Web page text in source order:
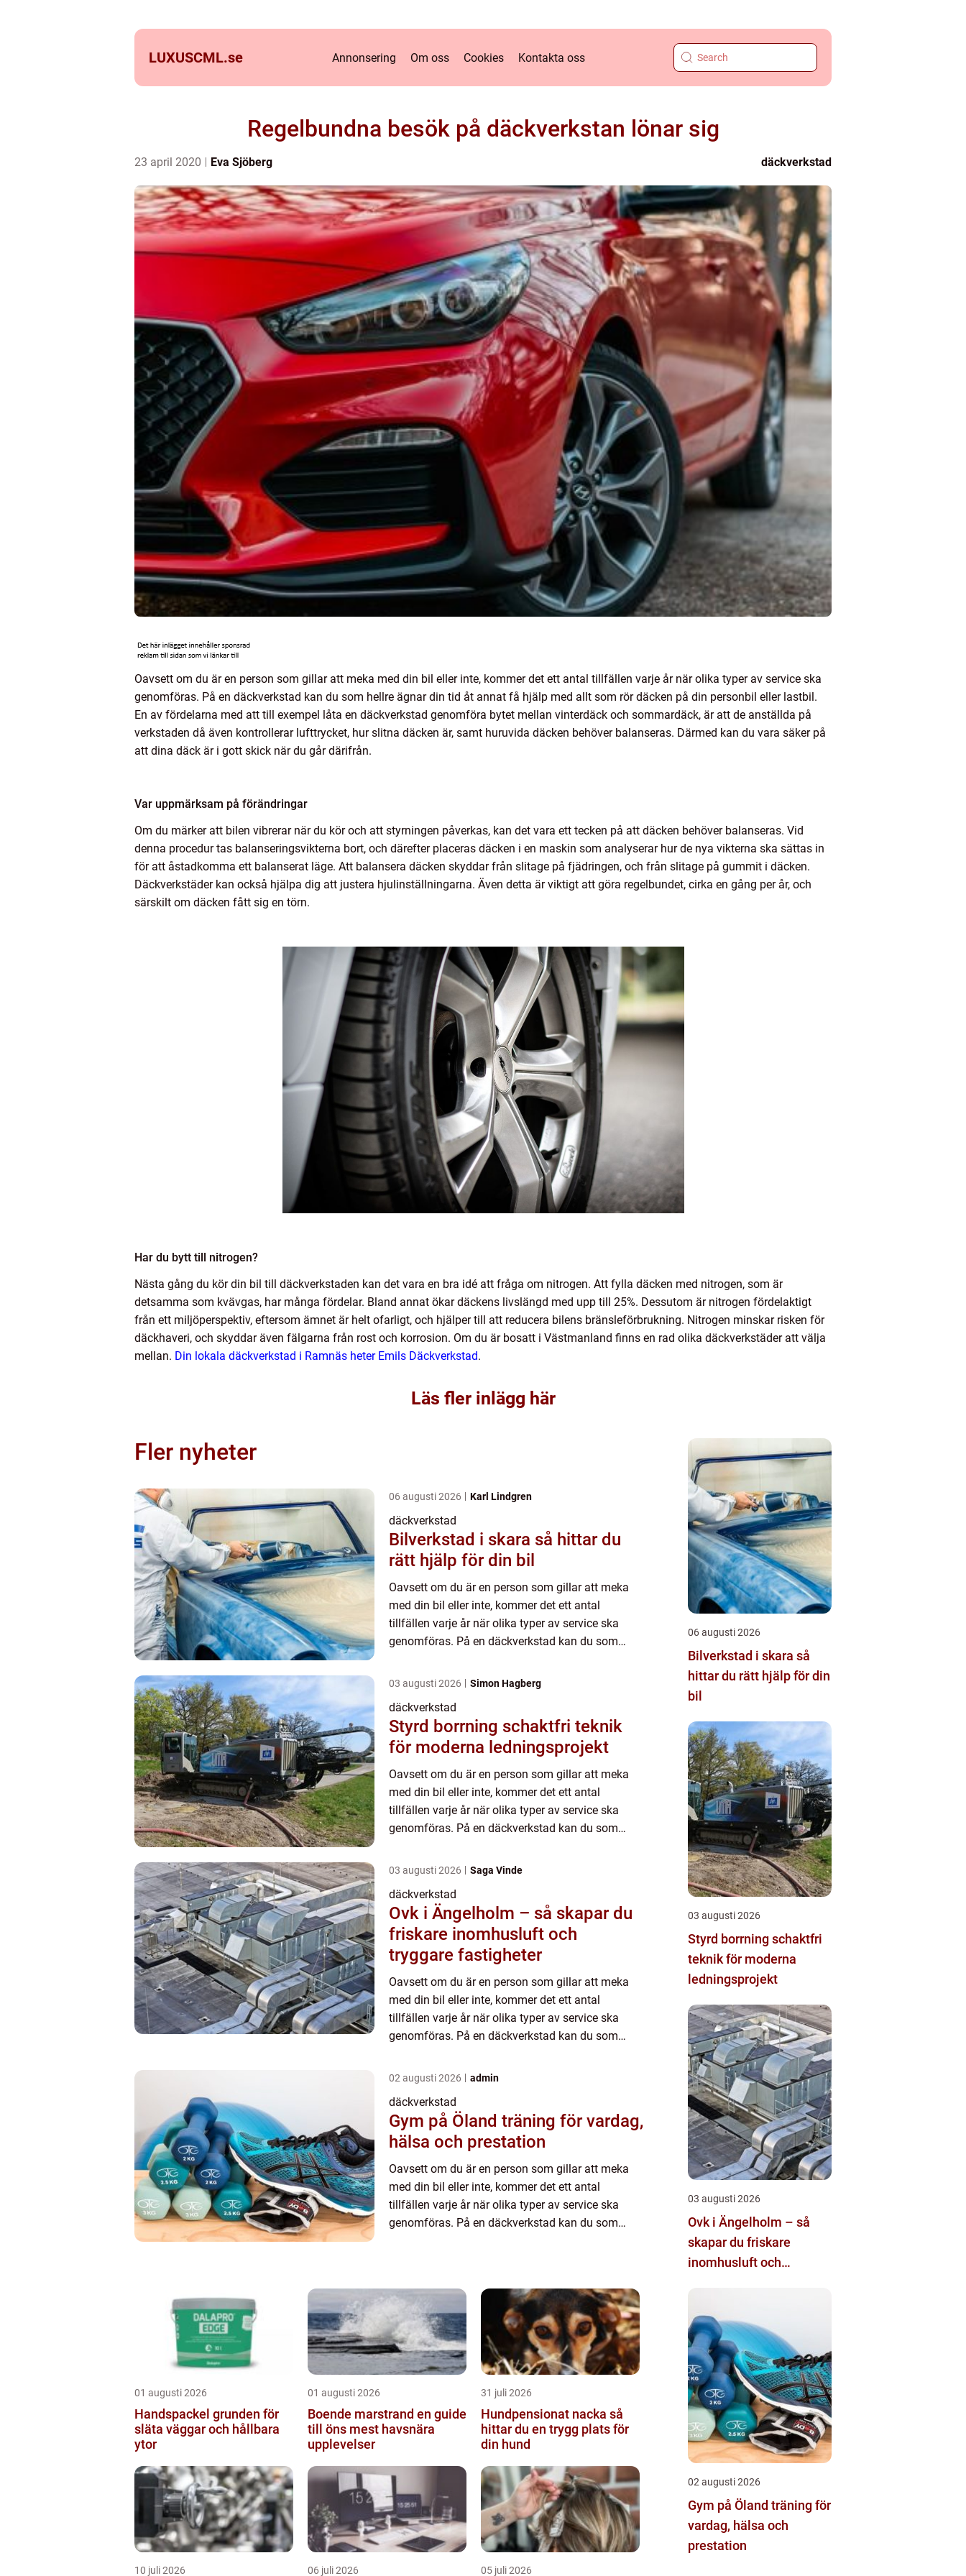
LUXUSCML.se Annonsering Om oss Cookies Kontakta oss
Regelbundna besök på däckverkstan lönar sig
23 april 2020 Eva Sjöberg däckverkstad
Oavsett om du är en person som gillar att meka med din bil eller inte, kommer det ett antal tillfällen varje år när olika typer av service ska
genomföras. På en däckverkstad kan du som hellre ägnar din tid åt annat få hjälp med allt som rör däcken på din personbil eller lastbil.
En av fördelarna med att till exempel låta en däckverkstad genomföra bytet mellan vinterdäck och sommardäck, är att de anställda på
verkstaden då även kontrollerar lufttrycket, hur slitna däcken är, samt huruvida däcken behöver balanseras. Därmed kan du vara säker på
att dina däck är i gott skick när du går därifrån.
Var uppmärksam på förändringar
Om du märker att bilen vibrerar när du kör och att styrningen påverkas, kan det vara ett tecken på att däcken behöver balanseras. Vid
denna procedur tas balanseringsvikterna bort, och därefter placeras däcken i en maskin som analyserar hur de nya vikterna ska sättas in
för att åstadkomma ett balanserat läge. Att balansera däcken skyddar från slitage på fjädringen, och från slitage på gummit i däcken.
Däckverkstäder kan också hjälpa dig att justera hjulinställningarna. Även detta är viktigt att göra regelbundet, cirka en gång per år, och
särskilt om däcken fått sig en törn.
Har du bytt till nitrogen?
Nästa gång du kör din bil till däckverkstaden kan det vara en bra idé att fråga om nitrogen. Att fylla däcken med nitrogen, som är
detsamma som kvävgas, har många fördelar. Bland annat ökar däckens livslängd med upp till 25%. Dessutom är nitrogen fördelaktigt
från ett miljöperspektiv, eftersom ämnet är helt ofarligt, och hjälper till att reducera bilens bränsleförbrukning. Nitrogen minskar risken för
däckhaveri, och skyddar även fälgarna från rost och korrosion. Om du är bosatt i Västmanland finns en rad olika däckverkstäder att välja
mellan. Din lokala däckverkstad i Ramnäs heter Emils Däckverkstad.
Läs fler inlägg här
Fler nyheter
06 augusti 2026 Karl Lindgren
däckverkstad
Bilverkstad i skara så hittar du
rätt hjälp för din bil
Oavsett om du är en person som gillar att meka
med din bil eller inte, kommer det ett antal
tillfällen varje år när olika typer av service ska
genomföras. På en däckverkstad kan du som
03 augusti 2026 Simon Hagberg
däckverkstad
Styrd borrning schaktfri teknik
för moderna ledningsprojekt
Oavsett om du är en person som gillar att meka
med din bil eller inte, kommer det ett antal
tillfällen varje år när olika typer av service ska
genomföras. På en däckverkstad kan du som
03 augusti 2026 Saga Vinde
däckverkstad
Ovk i Ängelholm – så skapar du
friskare inomhusluft och
tryggare fastigheter
Oavsett om du är en person som gillar att meka
med din bil eller inte, kommer det ett antal
tillfällen varje år när olika typer av service ska
genomföras. På en däckverkstad kan du som
02 augusti 2026 admin
däckverkstad
Gym på Öland träning för vardag,
hälsa och prestation
Oavsett om du är en person som gillar att meka
med din bil eller inte, kommer det ett antal
tillfällen varje år när olika typer av service ska
genomföras. På en däckverkstad kan du som
01 augusti 2026
Handspackel grunden för
släta väggar och hållbara
ytor
01 augusti 2026
Boende marstrand en guide
till öns mest havsnära
upplevelser
31 juli 2026
Hundpensionat nacka så
hittar du en trygg plats för
din hund
10 juli 2026 06 juli 2026 05 juli 2026
06 augusti 2026
Bilverkstad i skara så
hittar du rätt hjälp för din
bil
03 augusti 2026
Styrd borrning schaktfri
teknik för moderna
ledningsprojekt
03 augusti 2026
Ovk i Ängelholm – så
skapar du friskare
inomhusluft och
02 augusti 2026
Gym på Öland träning för
vardag, hälsa och
prestation